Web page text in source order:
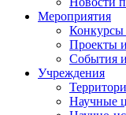
Мероприятия
Конкурсы
Проекты
События
Учреждения
Научные